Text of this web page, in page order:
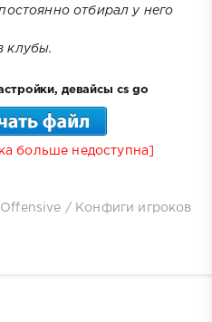
отбирал у него
клубы.
девайсы cs go
больше недоступна]
/ Конфиги игроков